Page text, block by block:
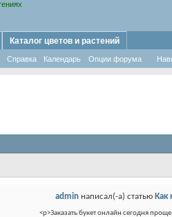
Справка Календарь Опции форума
Каталог цветов и растений
admin написал(-а) статью Как
<p>Заказать букет онлайн сегодня